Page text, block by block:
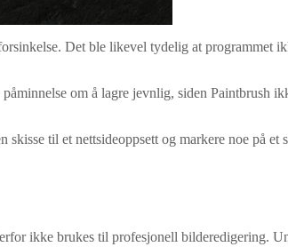
Det ble likevel tydelig at programmet
om å lagre jevnlig, siden Paintbrush
til et nettsideoppsett og markere noe på et
ikke brukes til profesjonell bilderedigering.